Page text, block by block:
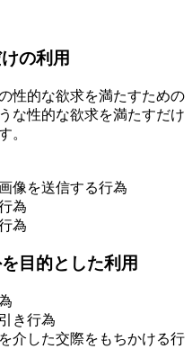
の利用
性的な欲求を満たすための
な性的な欲求を満たすだけ
。
像を送信する行為
為
為
目的とした利用
き行為
介した交際をもちかける行